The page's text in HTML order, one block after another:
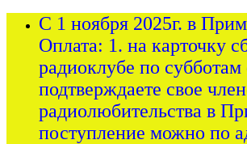
С 1 ноября 2025г. в
Оплата: 1. на карточку
радиоклубе по
подтверждаете свое
радиолюбительства в
поступление можно по